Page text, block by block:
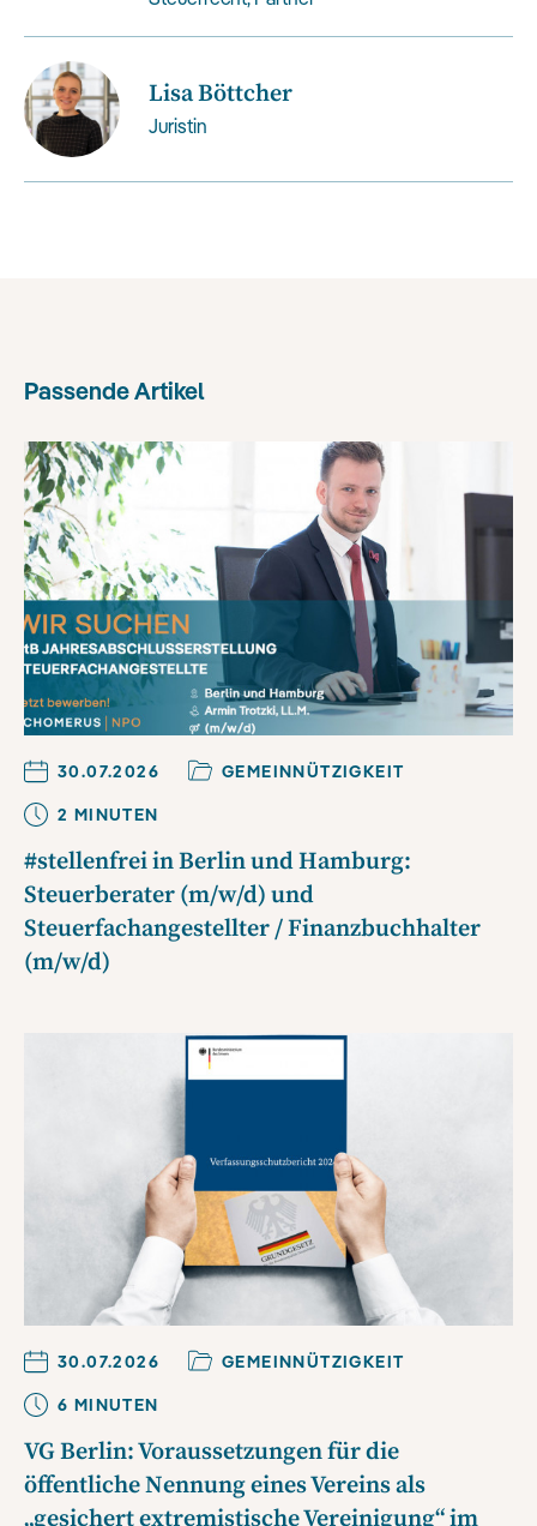
Lisa Böttcher
Juristin
Passende Artikel
30.07.2026
GEMEINNÜTZIGKEIT
2 MINUTEN
#stellenfrei in Berlin und Hamburg:
Steuerberater (m/w/d) und
Steuerfachangestellter / Finanzbuchhalter
(m/w/d)
30.07.2026
GEMEINNÜTZIGKEIT
6 MINUTEN
VG Berlin: Voraussetzungen für die
öffentliche Nennung eines Vereins als
„gesichert extremistische Vereinigung“ im